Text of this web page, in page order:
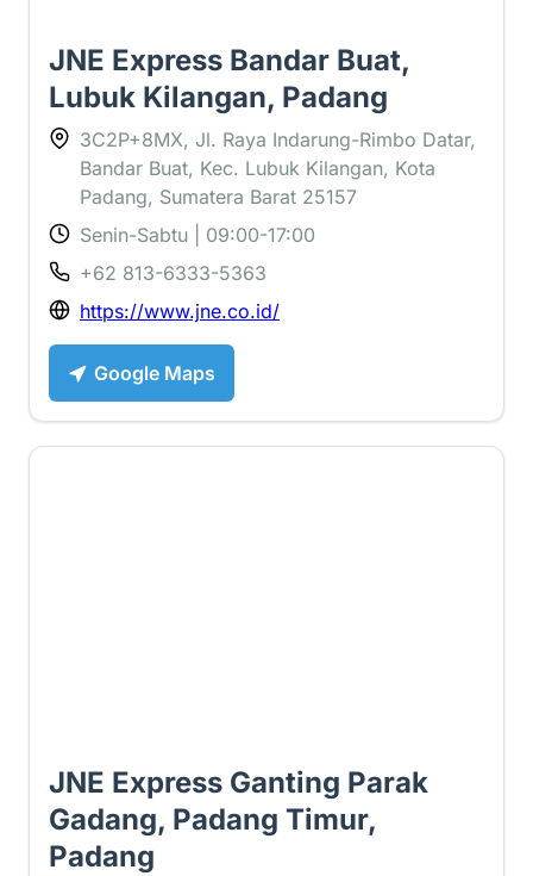
JNE Express Bandar Buat,
Lubuk Kilangan, Padang
3C2P+8MX, Jl. Raya Indarung-Rimbo Datar,
Bandar Buat, Kec. Lubuk Kilangan, Kota
Padang, Sumatera Barat 25157
Senin-Sabtu | 09:00-17:00
+62 813-6333-5363
https://www.jne.co.id/
Google Maps
JNE Express Ganting Parak
Gadang, Padang Timur,
Padang